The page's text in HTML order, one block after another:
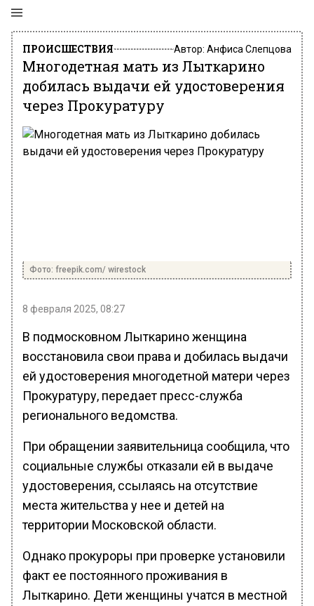
ПРОИСШЕСТВИЯ Автор: Анфиса Слепцова
Многодетная мать из Лыткарино
добилась выдачи ей удостоверения
через Прокуратуру
Фото: freepik.com/ wirestock
8 февраля 2025, 08:27
В подмосковном Лыткарино женщина
восстановила свои права и добилась выдачи
ей удостоверения многодетной матери через
Прокуратуру, передает пресс-служба
регионального ведомства.
При обращении заявительница сообщила, что
социальные службы отказали ей в выдаче
удостоверения, ссылаясь на отсутствие
места жительства у нее и детей на
территории Московской области.
Однако прокуроры при проверке установили
факт ее постоянного проживания в
Лыткарино. Дети женщины учатся в местной